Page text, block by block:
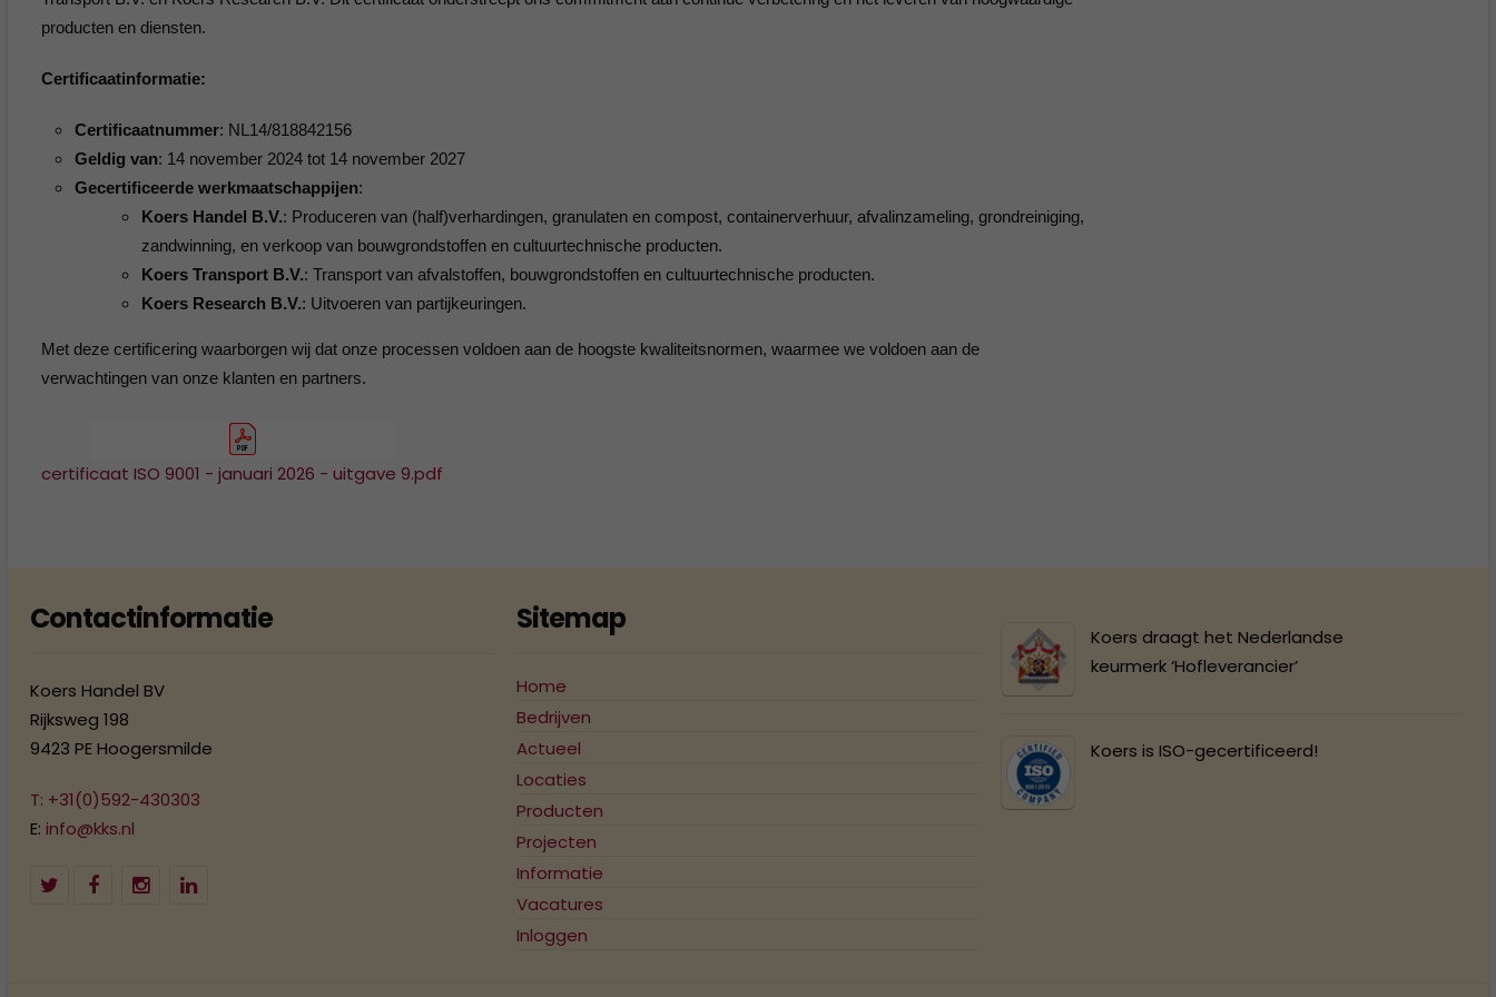
2013
2012
2004
producten en diensten.
Certificaatinformatie:
Certificaatnummer: NL14/818842156
Geldig van: 14 november 2024 tot 14 november 2027
Gecertificeerde werkmaatschappijen:
Koers Handel B.V.: Produceren van (half)verhardingen, granulaten en compost, containerverhuur, afvalinzameling, grondreiniging,
zandwinning, en verkoop van bouwgrondstoffen en cultuurtechnische producten.
Koers Transport B.V.: Transport van afvalstoffen, bouwgrondstoffen en cultuurtechnische producten.
Koers Research B.V.: Uitvoeren van partijkeuringen.
Met deze certificering waarborgen wij dat onze processen voldoen aan de hoogste kwaliteitsnormen, waarmee we voldoen aan de
verwachtingen van onze klanten en partners.
certificaat ISO 9001 - januari 2026 - uitgave 9.pdf
Contactinformatie
Koers Handel BV
Rijksweg 198
9423 PE Hoogersmilde
T: +31(0)592-430303
E: info@kks.nl
Sitemap
Home
Bedrijven
Actueel
Locaties
Producten
Projecten
Informatie
Vacatures
Inloggen
Koers draagt het Nederlandse
keurmerk ‘Hofleverancier’
Koers is ISO-gecertificeerd!